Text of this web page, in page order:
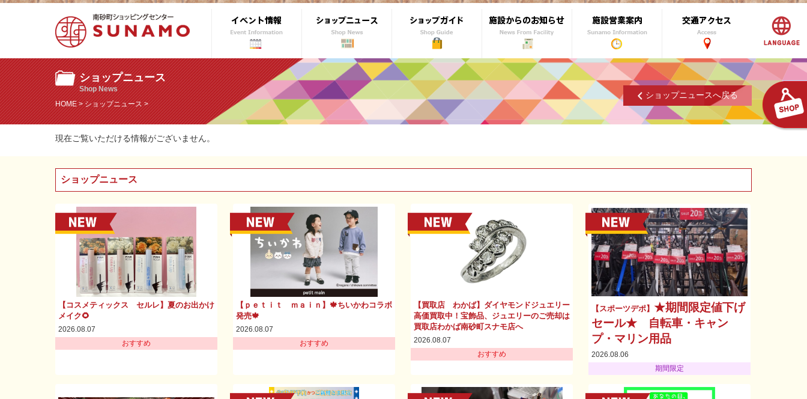
ショップニュース
Shop News
HOME>ショップニュース>
ショップニュースへ戻る
現在ご覧いただける情報がございません。
ショップニュース
【コスメティックス セルレ】夏のお出かけ
メイク🌻
2026.08.07
おすすめ
【ｐｅｔｉｔ ｍａｉｎ】🍁ちいかわコラボ
発売🍁
2026.08.07
おすすめ
【買取店 わかば】ダイヤモンドジュエリー
高価買取中！宝飾品、ジュエリーのご売却は
買取店わかば南砂町スナモ店へ
2026.08.07
おすすめ
【スポーツデポ】 ★期間限定値下げ
セール★ 自転車・キャン
プ・マリン用品
2026.08.06
期間限定